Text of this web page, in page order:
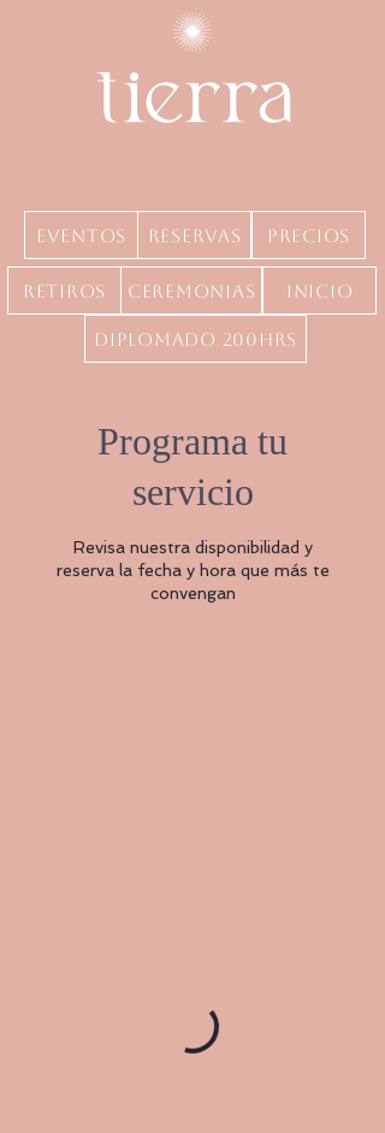
Reservas
Eventos precios
Ceremonias
Retiros inicio
Diplomado 200hrs
Programa tu
servicio
Revisa nuestra disponibilidad y
reserva la fecha y hora que más te
convengan